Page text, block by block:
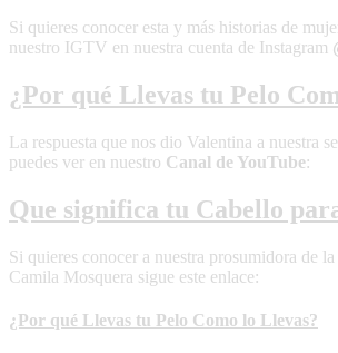
Si quieres conocer esta y más historias de
nuestro IGTV en nuestra cuenta de Instagram
¿Por qué Llevas tu Pelo
La respuesta que nos dio Valentina a nuestra
puedes ver en nuestro Canal de YouTube:
Que significa tu Cabello
Si quieres conocer a nuestra prosumidora de la
Camila Mosquera sigue este enlace:
¿Por qué Llevas tu Pelo Como lo Llevas?